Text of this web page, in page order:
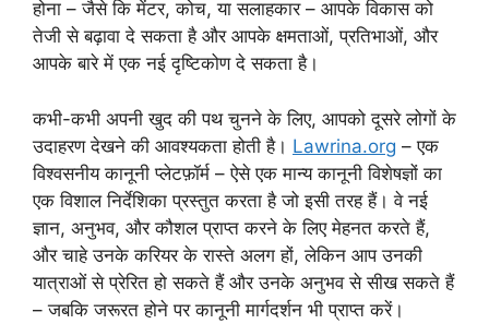
होना – जैसे कि मेंटर, कोच, या सलाहकार – आपके विकास को
तेजी से बढ़ावा दे सकता है और आपके क्षमताओं, प्रतिभाओं, और
आपके बारे में एक नई दृष्टिकोण दे सकता है।
कभी-कभी अपनी खुद की पथ चुनने के लिए, आपको दूसरे लोगों के
उदाहरण देखने की आवश्यकता होती है। Lawrina.org – एक
विश्वसनीय कानूनी प्लेटफ़ॉर्म – ऐसे एक मान्य कानूनी विशेषज्ञों का
एक विशाल निर्देशिका प्रस्तुत करता है जो इसी तरह हैं। वे नई
ज्ञान, अनुभव, और कौशल प्राप्त करने के लिए मेहनत करते हैं,
और चाहे उनके करियर के रास्ते अलग हों, लेकिन आप उनकी
यात्राओं से प्रेरित हो सकते हैं और उनके अनुभव से सीख सकते हैं
– जबकि जरूरत होने पर कानूनी मार्गदर्शन भी प्राप्त करें।